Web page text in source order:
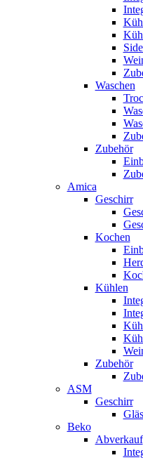
Waschen
Zubehör
Amica
Geschirr
Kochen
Kühlen
Zubehör
ASM
Geschirr
Beko
Abverkauf